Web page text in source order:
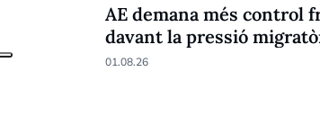
AE demana més control
davant la pressió
01.08.26